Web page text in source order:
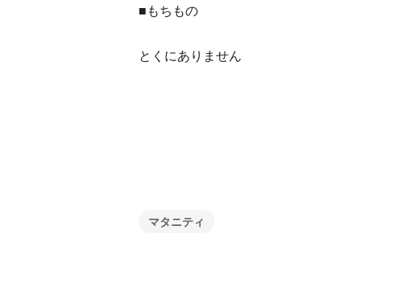
■もちもの
とくにありません
マタニティ